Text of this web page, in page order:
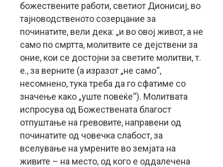
божествените работи, светиот Дионисиј, во
тајноводственото созерцание за
починатите, вели дека: „и во овој живот, а не
само по смртта, молитвите се дејствени за
оние, кои се достојни за светите молитви, т.
е., за верните (а изразот „не само“,
несомнено, тука треба да го сфатиме со
значење како „уште повеќе“). Молитвата
испросува од Божествената благост
отпуштање на гревовите, направени од
починатите од човечка слабост, за
вселување на умрените во земјата на
живите – на место, од кого е оддалечена